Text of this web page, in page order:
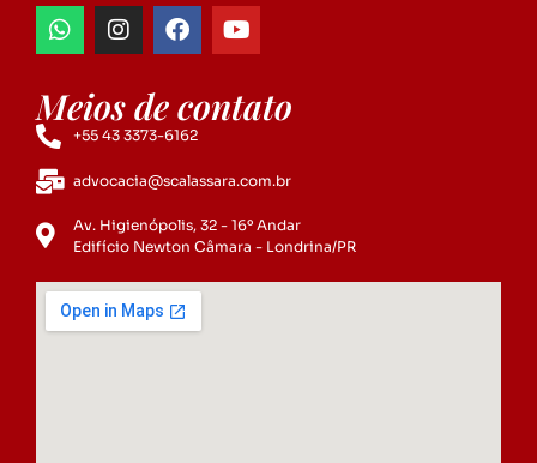
Meios de contato
+55 43 3373-6162
advocacia@scalassara.com.br
Av. Higienópolis, 32 - 16º Andar
Edifício Newton Câmara - Londrina/PR